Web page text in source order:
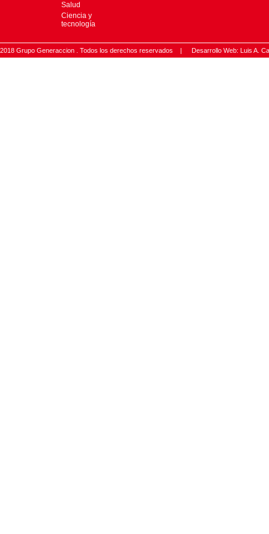
Salud
Ciencia y
tecnología
2018 Grupo Generaccion . Todos los derechos reservados | Desarrollo Web: Luis